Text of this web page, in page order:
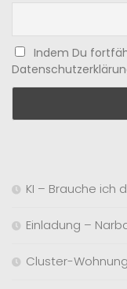
Indem Du
KI – Brauche ich
Einladung –
Cluster-